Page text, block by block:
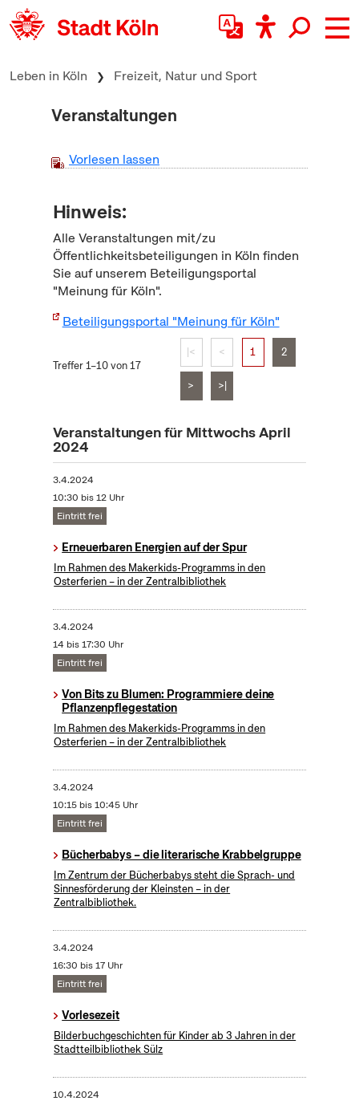
zum Inhalt springen
Leben in Köln Freizeit, Natur und Sport
Veranstaltungen
Vorlesen lassen
Hinweis:
Alle Veranstaltungen mit/zu
Öffentlichkeitsbeteiligungen in Köln finden
Sie auf unserem Beteiligungsportal
"Meinung für Köln".
Beteiligungsportal "Meinung für Köln"
Treffer 1–10 von 17
|< < 1 2
> >|
Veranstaltungen für Mittwochs April
2024
3.4.2024
10:30 bis 12 Uhr
Eintritt frei
Erneuerbaren Energien auf der Spur
Im Rahmen des Makerkids-Programms in den
Osterferien – in der Zentralbibliothek
3.4.2024
14 bis 17:30 Uhr
Eintritt frei
Von Bits zu Blumen: Programmiere deine
Pflanzenpflegestation
Im Rahmen des Makerkids-Programms in den
Osterferien – in der Zentralbibliothek
3.4.2024
10:15 bis 10:45 Uhr
Eintritt frei
Bücherbabys – die literarische Krabbelgruppe
Im Zentrum der Bücherbabys steht die Sprach- und
Sinnesförderung der Kleinsten – in der
Zentralbibliothek.
3.4.2024
16:30 bis 17 Uhr
Eintritt frei
Vorlesezeit
Bilderbuchgeschichten für Kinder ab 3 Jahren in der
Stadtteilbibliothek Sülz
10.4.2024